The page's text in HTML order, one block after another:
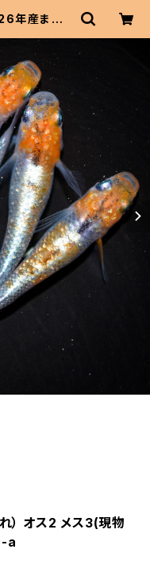
産まれ）
フィッシ
ョップ
オス2 メス3(現物
a